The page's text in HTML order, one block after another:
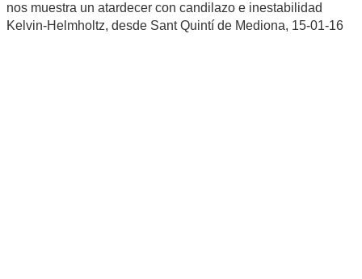
nos muestra un atardecer con candilazo e inestabilidad
Kelvin-Helmholtz, desde Sant Quintí de Mediona, 15-01-16